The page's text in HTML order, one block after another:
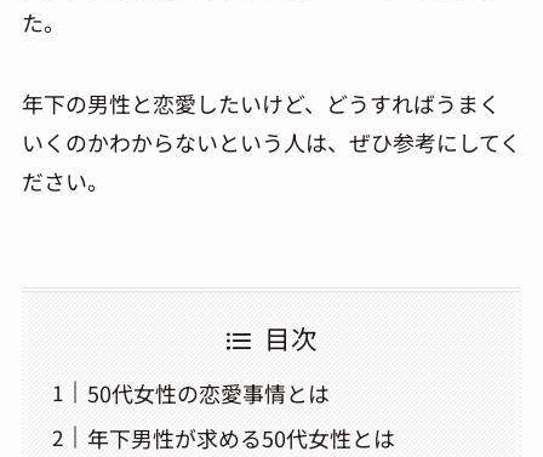
た。
年下の男性と恋愛したいけど、どうすればうまく
いくのかわからないという人は、ぜひ参考にしてく
ださい。
目次
50代女性の恋愛事情とは
年下男性が求める50代女性とは